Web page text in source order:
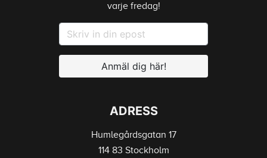
varje fredag!
Anmäl dig här!
ADRESS
Humlegårdsgatan 17
114 83 Stockholm